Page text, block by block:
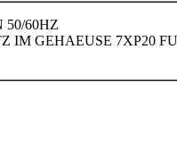
50/60HZ
IM GEHAEUSE 7XP20